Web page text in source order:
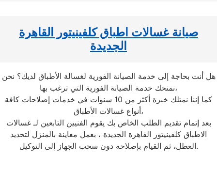
صيانة غسالات اطباق كلفينيتور القاهرة
الجديدة
هل أنت بحاجة إلى خدمة الصيانة الفورية لغسالة الأطباق لديك؟ نحن
نمنحك خدمة الصيانة الفورية التي ترغب بها،
كما إننا نمتلك خبرة أكثر من 10 سنوات في خدمات إصلاحات كافة
أنواع غسالات الأطباق،
بعد إتمام تقديم الطلب الخاص بك يقوم الفنيين التابعين لـ غسالات
الاطباق كلفينيتور القاهرة الجديدة ، بعمل معاينة بالمنزل لتحديد
العطل، ثم القيام بإصلاحه دون سحب الجهاز إلى التوكيل.